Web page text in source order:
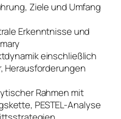
Ziele und Umfang
Erkenntnisse und
einschließlich
Herausforderungen
Rahmen mit
PESTEL-Analyse